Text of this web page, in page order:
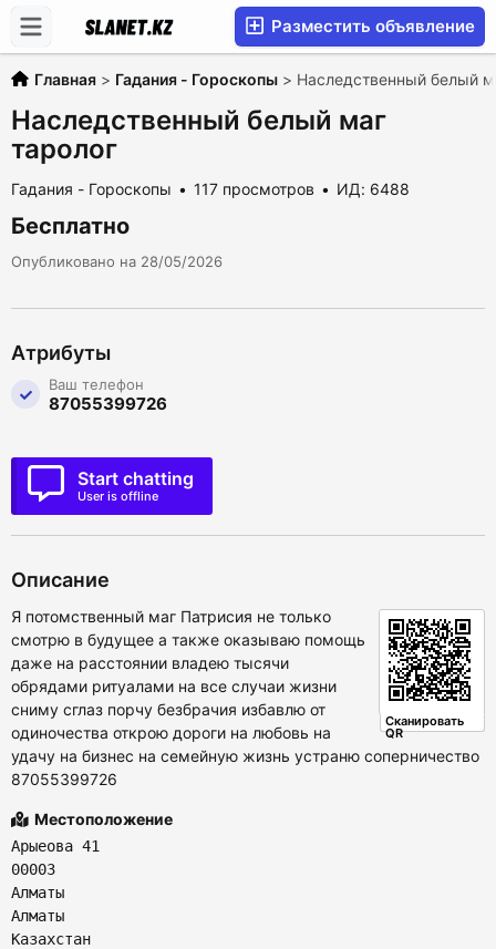
Разместить объявление
Главная > Гадания - Гороскопы > Наследственный белый
Наследственный белый маг
таролог
Гадания - Гороскопы 117 просмотров ИД: 6488
Бесплатно
Опубликовано на 28/05/2026
Атрибуты
Ваш телефон
87055399726
Start chatting
User is offline
Описание
Сканировать
QR
Я потомственный маг Патрисия не только
смотрю в будущее а также оказываю помощь
даже на расстоянии владею тысячи
обрядами ритуалами на все случаи жизни
сниму сглаз порчу безбрачия избавлю от
одиночества открою дороги на любовь на
удачу на бизнес на семейную жизнь устраню соперничество
87055399726
Местоположение
Арыеова 41
00003
Алматы
Алматы
Казахстан